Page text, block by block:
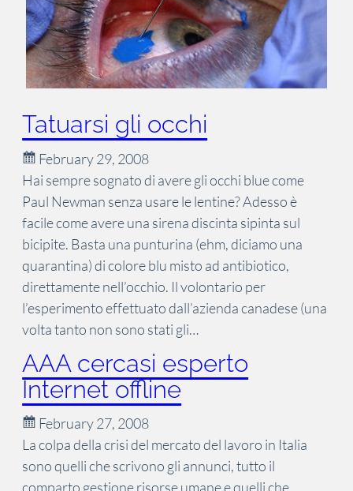
Tatuarsi gli occhi
February 29, 2008
Hai sempre sognato di avere gli occhi blue come
Paul Newman senza usare le lentine? Adesso è
facile come avere una sirena discinta sipinta sul
bicipite. Basta una punturina (ehm, diciamo una
quarantina) di colore blu misto ad antibiotico,
direttamente nell’occhio. Il volontario per
l’esperimento effettuato dall’azienda canadese (una
volta tanto non sono stati gli…
AAA cercasi esperto
Internet offline
February 27, 2008
La colpa della crisi del mercato del lavoro in Italia
sono quelli che scrivono gli annunci, tutto il
comparto gestione risorse umane e quelli che